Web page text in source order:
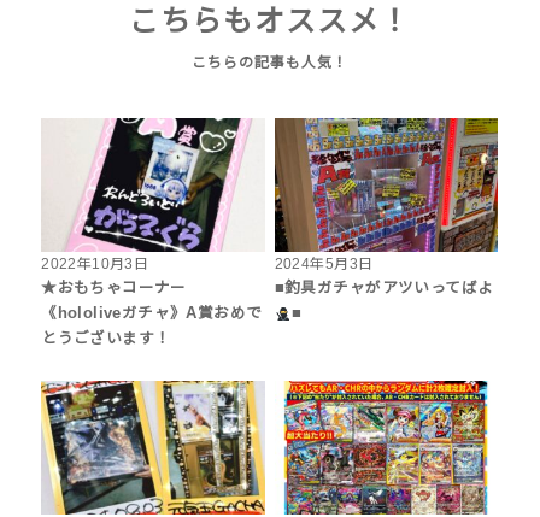
こちらもオススメ！
2022年10月3日
★おもちゃコーナー
《hololiveガチャ》A賞おめで
とうございます！
2024年5月3日
■釣具ガチャがアツいってばよ
■